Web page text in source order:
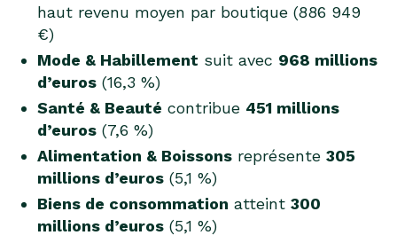
haut revenu moyen par boutique (886 949
€)
Mode & Habillement suit avec 968 millions
d’euros (16,3 %)
Santé & Beauté contribue 451 millions
d’euros (7,6 %)
Alimentation & Boissons représente 305
millions d’euros (5,1 %)
Biens de consommation atteint 300
millions d’euros (5,1 %)